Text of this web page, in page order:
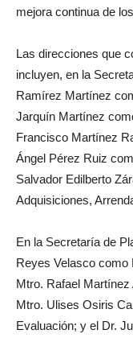
mejora continua de
Las direcciones que
incluyen, en la
Ramírez Martínez
Jarquín Martínez
Francisco Martínez
Ángel Pérez Ruiz
Salvador Edilberto
Adquisiciones,
En la Secretaría de
Reyes Velasco como
Mtro. Rafael
Mtro. Ulises Osiris
Evaluación; y el Dr.